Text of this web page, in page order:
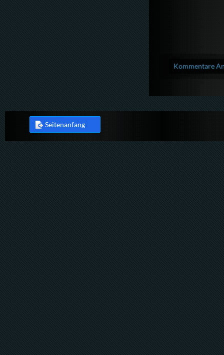
Kommentare
Seitenanfang